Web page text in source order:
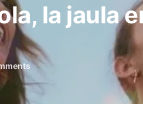
la jaula